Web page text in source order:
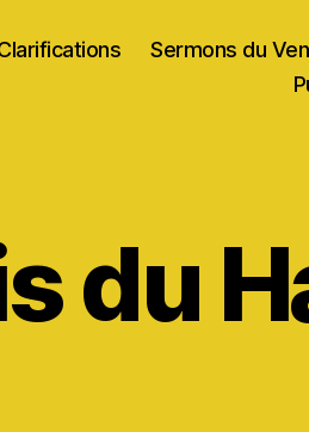
Sermons du
du